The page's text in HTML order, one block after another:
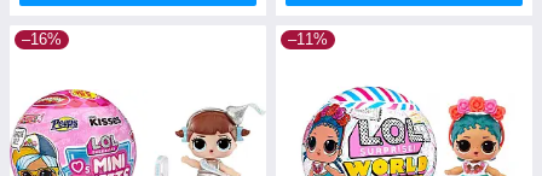
–16% –11%